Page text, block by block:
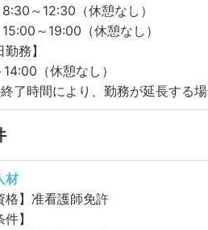
～12:30（休憩なし）
～19:00（休憩なし）
勤務】
（休憩なし）
了時間により、勤務が延長する場
材
格】准看護師免許
件】